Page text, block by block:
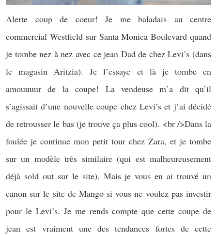
Alerte coup de coeur! Je me baladais au centre
commercial Westfield sur Santa Monica Boulevard quand
je tombe nez à nez avec ce jean Dad de chez Levi’s (dans
le magasin Aritzia). Je l’essaye et là je tombe en
amouuuur de la coupe! La vendeuse m’a dit qu’il
s’agissait d’une nouvelle coupe chez Levi’s et j’ai décidé
de retrousser le bas (je trouve ça plus cool). <br />Dans la
foulée je continue mon petit tour chez Zara, et je tombe
sur un modèle très similaire (qui est malheureusement
déjà sold out sur le site). Mais je vous en ai trouvé un
canon sur le site de Mango si vous ne voulez pas investir
pour le Levi’s. Je me rends compte que cette coupe de
jean est vraiment une des tendances fortes de cette